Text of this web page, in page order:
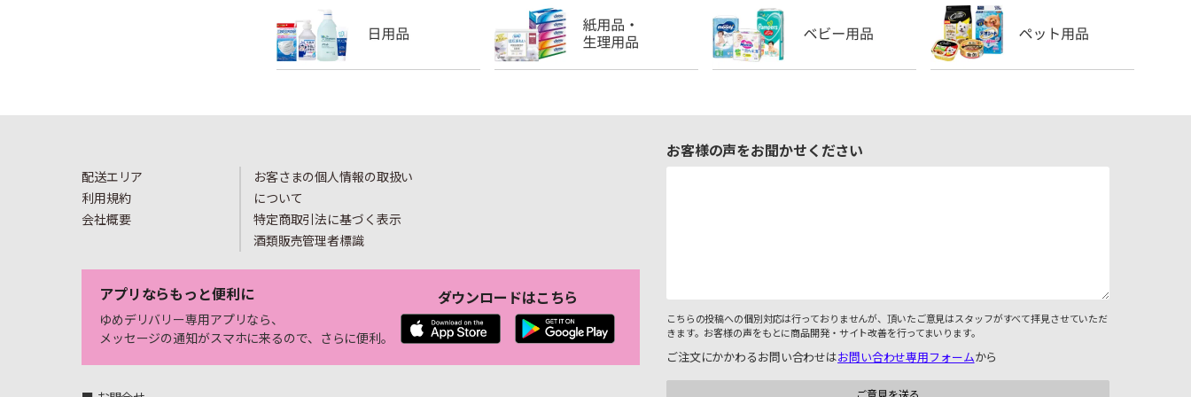
配送エリア
利用規約
会社概要
お客さまの個人情報の取扱い
について
特定商取引法に基づく表示
酒類販売管理者標識
アプリならもっと便利に
ゆめデリバリー専用アプリなら、
メッセージの通知がスマホに来るので、さらに便利。
ダウンロードはこちら
お客様の声をお聞かせください
こちらの投稿への個別対応は行っておりませんが、頂いたご意見はスタッフがすべて拝見させていただ
きます。お客様の声をもとに商品開発・サイト改善を行ってまいります。
ご注文にかかわるお問い合わせはお問い合わせ専用フォームから